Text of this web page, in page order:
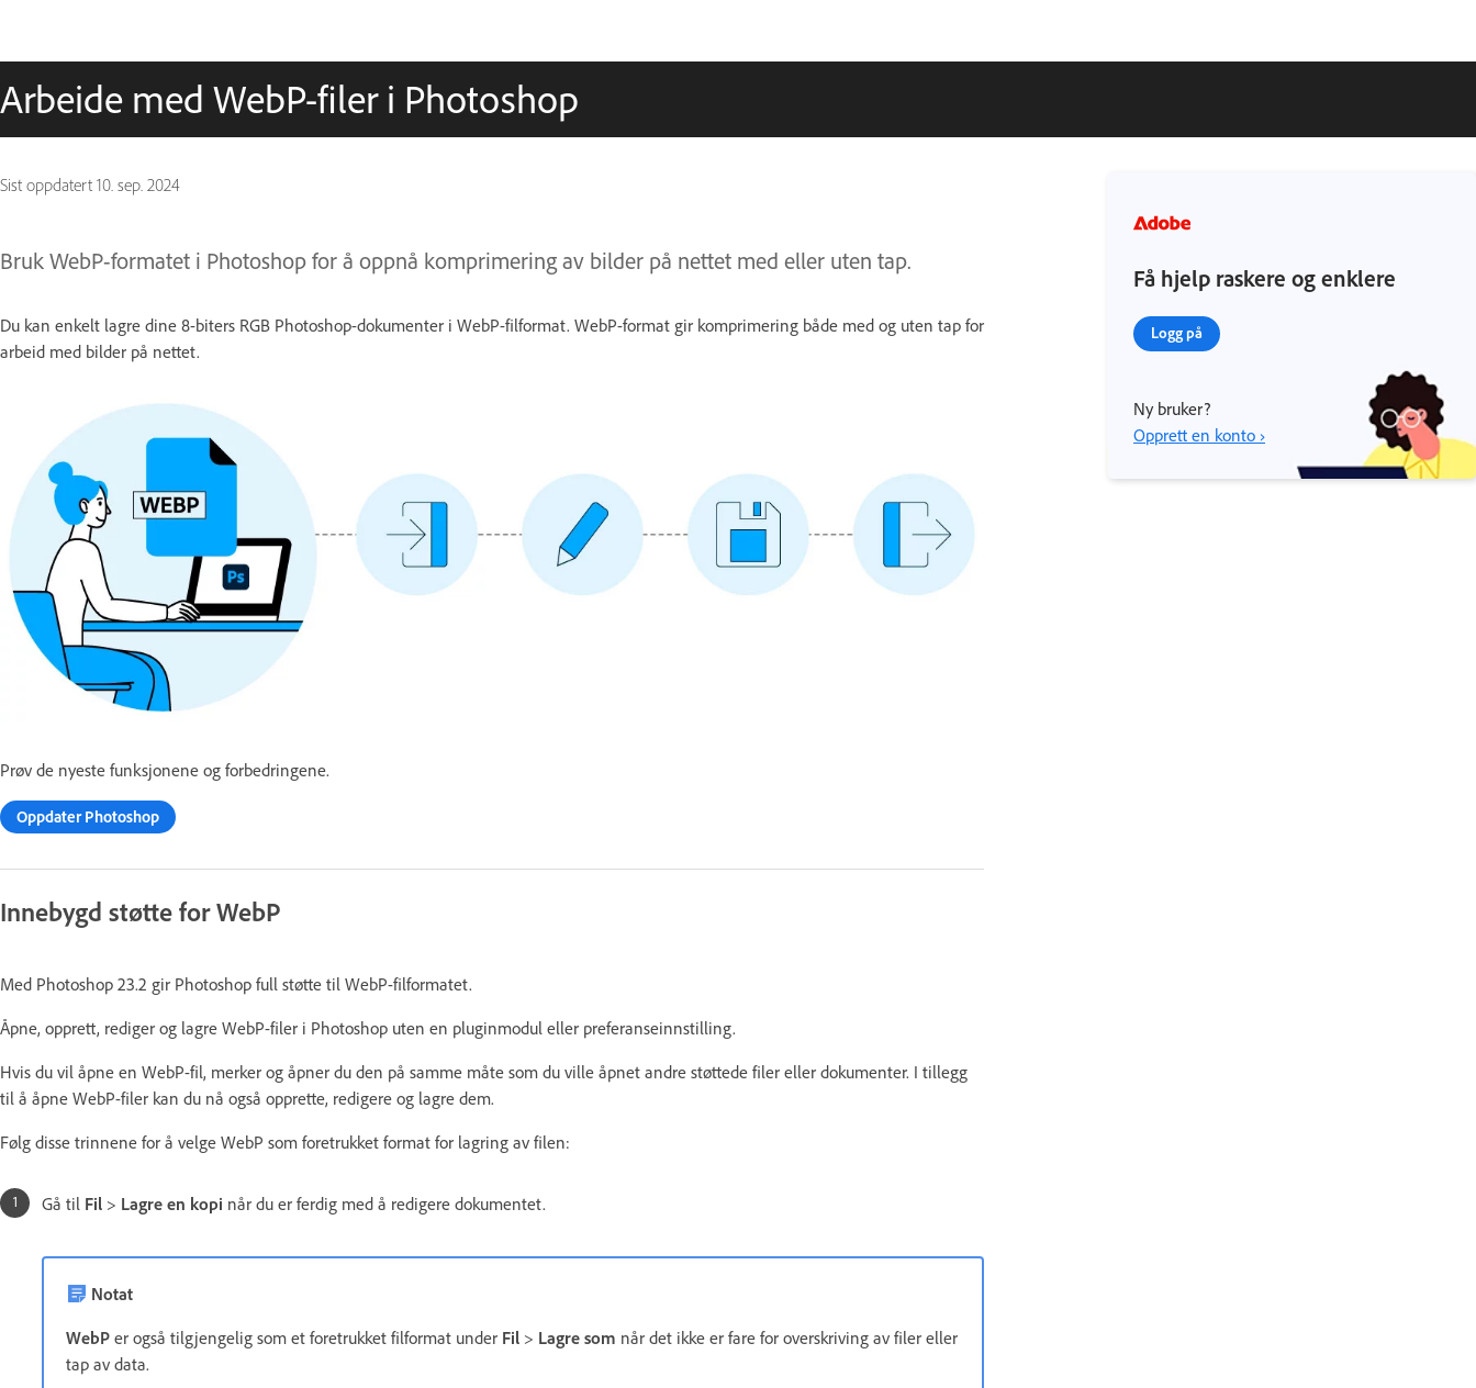
Arbeide med WebP-filer i Photoshop
Sist oppdatert 10. sep. 2024
Bruk WebP-formatet i Photoshop for å oppnå komprimering av bilder på nettet med eller uten tap.
Du kan enkelt lagre dine 8-biters RGB Photoshop-dokumenter i WebP-filformat. WebP-format gir komprimering både med og uten tap for
arbeid med bilder på nettet.
Prøv de nyeste funksjonene og forbedringene.
Oppdater Photoshop
Innebygd støtte for WebP
Med Photoshop 23.2 gir Photoshop full støtte til WebP-filformatet.
Åpne, opprett, rediger og lagre WebP-filer i Photoshop uten en pluginmodul eller preferanseinnstilling.
Hvis du vil åpne en WebP-fil, merker og åpner du den på samme måte som du ville åpnet andre støttede filer eller dokumenter. I tillegg
til å åpne WebP-filer kan du nå også opprette, redigere og lagre dem.
Følg disse trinnene for å velge WebP som foretrukket format for lagring av filen:
Gå til Fil > Lagre en kopi når du er ferdig med å redigere dokumentet.
Notat
WebP er også tilgjengelig som et foretrukket filformat under Fil > Lagre som når det ikke er fare for overskriving av filer eller
tap av data.
Få hjelp raskere og enklere
Logg på
Ny bruker?
Opprett en konto ›